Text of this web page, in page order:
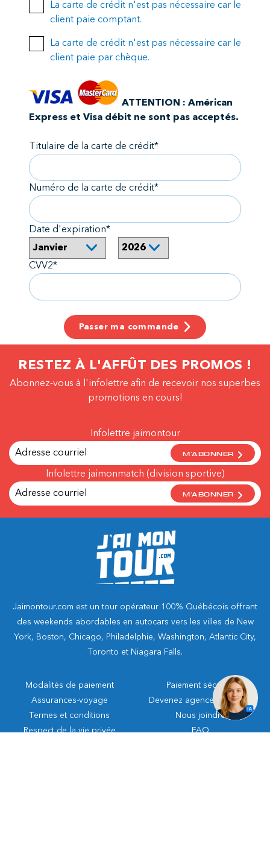
La carte de crédit n'est pas nécessaire car le
client paie comptant.
La carte de crédit n'est pas nécessaire car le
client paie par chèque.
ATTENTION : Américan
Express et Visa débit ne sont pas acceptés.
Titulaire de la carte de crédit*
Numéro de la carte de crédit*
Date d'expiration*
CVV2*
Passer ma commande
RESTEZ À L'AFFÛT DES PROMOS !
Abonnez-vous à l'infolettre afin de recevoir nos superbes
promotions en cours!
Infolettre jaimontour
M'ABONNER
Infolettre jaimonmatch (division sportive)
M'ABONNER
Jaimontour.com est un tour opérateur 100% Québécois offrant
des weekends abordables en autocars vers les villes de New
York, Boston, Chicago, Philadelphie, Washington, Atlantic City,
Toronto et Niagara Falls.
Modalités de paiement
Assurances-voyage
Termes et conditions
Respect de la vie privée
Paiement sécurisé
Devenez agence autorisée
Nous joindre
FAQ